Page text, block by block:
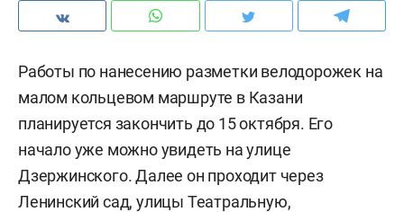
Работы по нанесению разметки велодорожек на
малом кольцевом маршруте в Казани
планируется закончить до 15 октября. Его
начало уже можно увидеть на улице
Дзержинского. Далее он проходит через
Ленинский сад, улицы Театральную,